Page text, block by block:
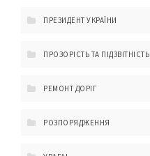
ПРЕЗИДЕНТ УКРАЇНИ
ПРОЗОРІСТЬ ТА ПІДЗВІТНІСТЬ
РЕМОНТ ДОРІГ
РОЗПОРЯДЖЕННЯ